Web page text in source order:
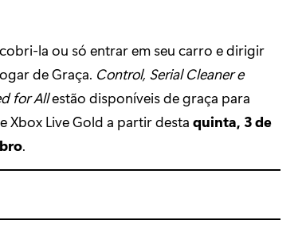
la ou só entrar em seu carro e dirigir
de Graça. Control, Serial Cleaner e
for Allestão disponíveis de graça para
Xbox Live Gold a partir desta quinta, 3 de
.